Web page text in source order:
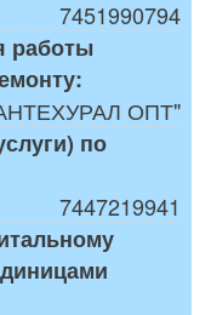
7451990794
работы
ОПТ"
по
7447219941